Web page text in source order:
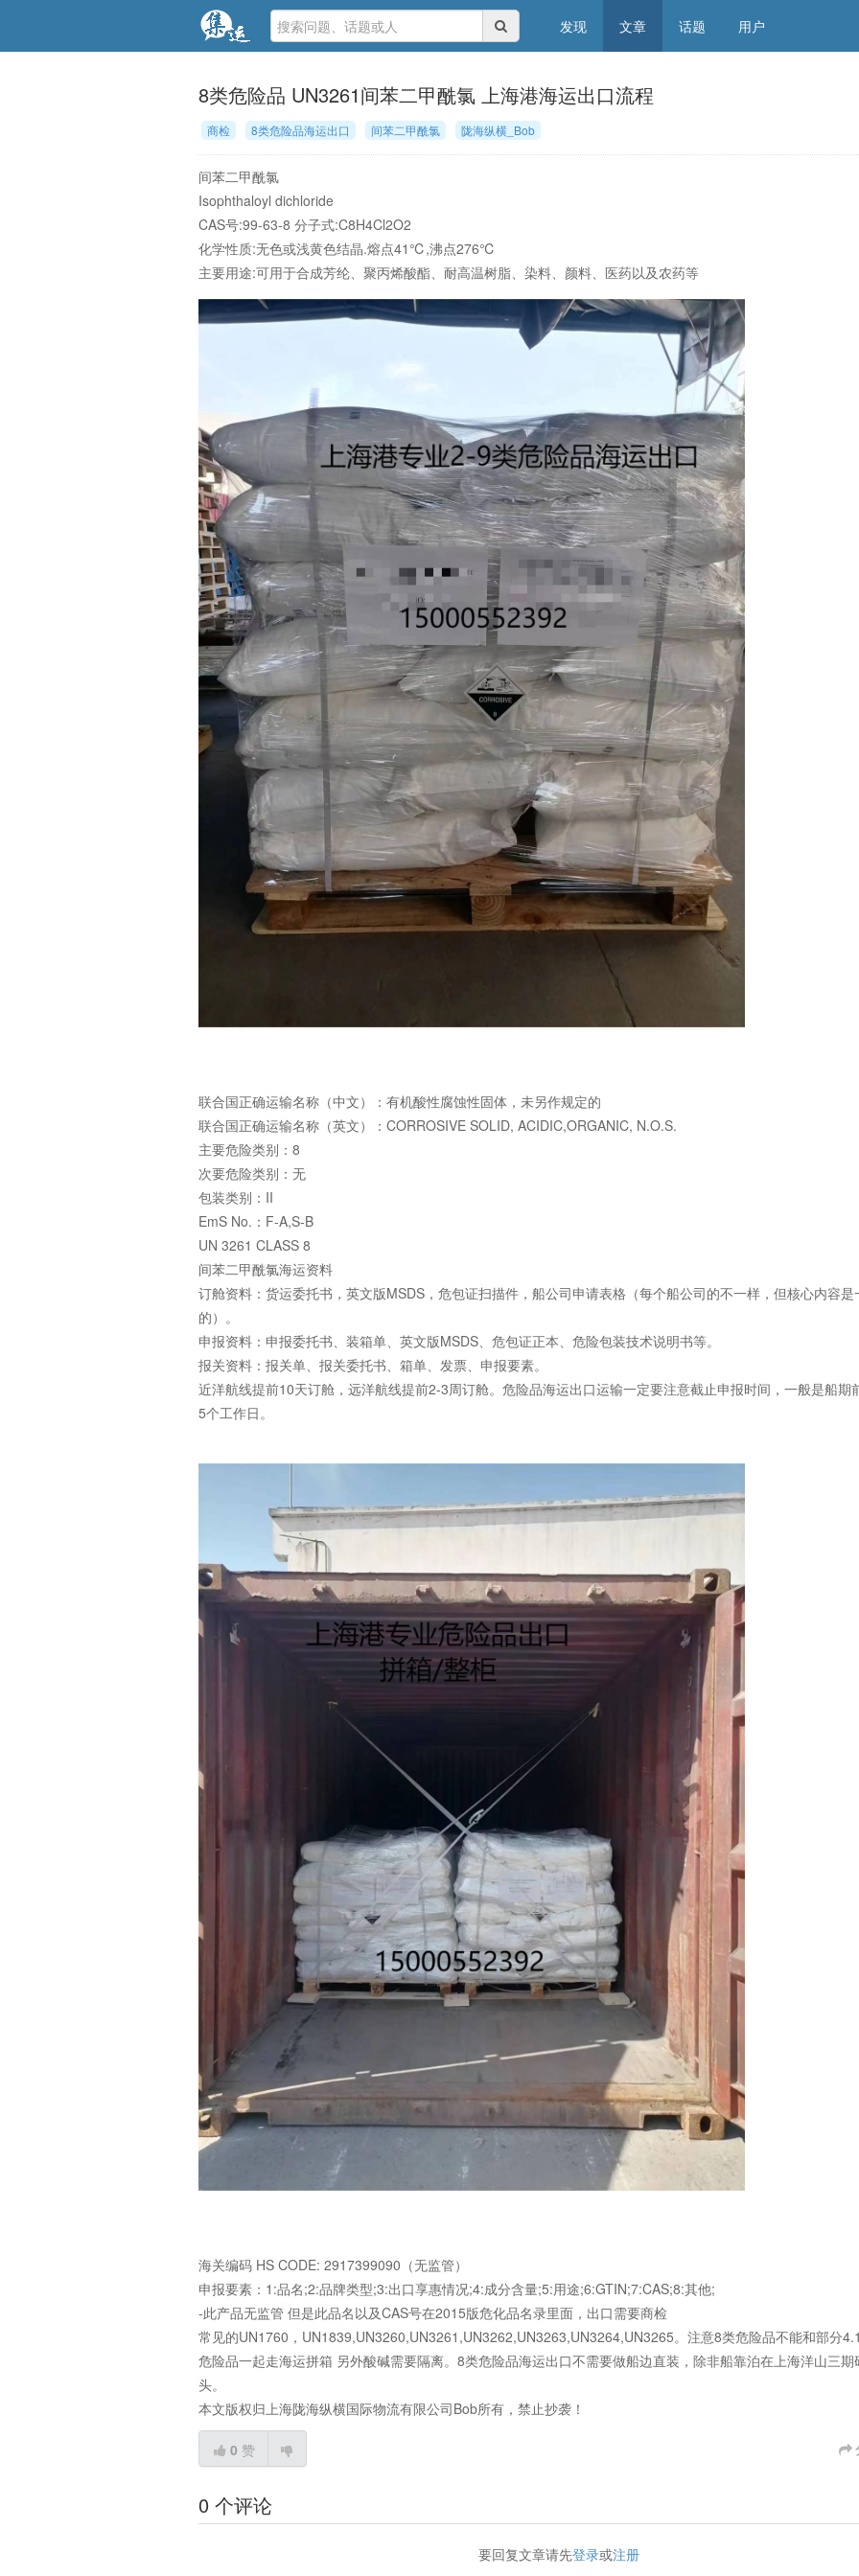
发现 文章 话题 用户
8类危险品 UN3261间苯二甲酰氯 上海港海运出口流程
商检 8类危险品海运出口 间苯二甲酰氯 陇海纵横_Bob
间苯二甲酰氯
Isophthaloyl dichloride
CAS号:99-63-8 分子式:C8H4Cl2O2
化学性质:无色或浅黄色结晶.熔点41℃,沸点276℃
主要用途:可用于合成芳纶、聚丙烯酸酯、耐高温树脂、染料、颜料、医药以及农药等
联合国正确运输名称（中文）：有机酸性腐蚀性固体，未另作规定的
联合国正确运输名称（英文）：CORROSIVE SOLID, ACIDIC,ORGANIC, N.O.S.
主要危险类别：8
次要危险类别：无
包装类别：II
EmS No.：F-A,S-B
UN 3261 CLASS 8
间苯二甲酰氯海运资料
订舱资料：货运委托书，英文版MSDS，危包证扫描件，船公司申请表格（每个船公司的不一样，但核心内容是
的）。
申报资料：申报委托书、装箱单、英文版MSDS、危包证正本、危险包装技术说明书等。
报关资料：报关单、报关委托书、箱单、发票、申报要素。
近洋航线提前10天订舱，远洋航线提前2-3周订舱。危险品海运出口运输一定要注意截止申报时间，一般是船期
5个工作日。
海关编码 HS CODE: 2917399090（无监管）
申报要素：1:品名;2:品牌类型;3:出口享惠情况;4:成分含量;5:用途;6:GTIN;7:CAS;8:其他;
-此产品无监管 但是此品名以及CAS号在2015版危化品名录里面，出口需要商检
常见的UN1760，UN1839,UN3260,UN3261,UN3262,UN3263,UN3264,UN3265。注意8类危险品不能和部分
危险品一起走海运拼箱 另外酸碱需要隔离。8类危险品海运出口不需要做船边直装，除非船靠泊在上海洋山三期
头。
本文版权归上海陇海纵横国际物流有限公司Bob所有，禁止抄袭！
0 赞
0 个评论
要回复文章请先登录或注册